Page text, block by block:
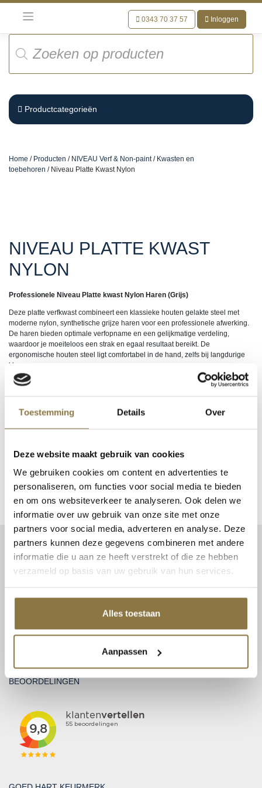
Toestemming Details Over
Deze website maakt gebruik van cookies
We gebruiken cookies om content en advertenties te
personaliseren, om functies voor social media te bieden
en om ons websiteverkeer te analyseren. Ook delen we
informatie over uw gebruik van onze site met onze
partners voor social media, adverteren en analyse. Deze
partners kunnen deze gegevens combineren met andere
informatie die u aan ze heeft verstrekt of die ze hebben
verzameld op basis van uw gebruik van hun services.
Alles toestaan
Aanpassen
0343 70 37 57 Inloggen
Producten
Productcategorieën
Home / Producten / NIVEAU Verf & Non-paint/ Kwasten en
toebehoren / Niveau Platte Kwast Nylon
NIVEAU PLATTE KWAST
NYLON
Professionele Niveau Platte kwast Nylon Haren (Grijs)
Deze platte verfkwast combineert een klassieke houten gelakte steel met
moderne nylon, synthetische grijze haren voor een professionele afwerking.
De haren bieden optimale verfopname en een gelijkmatige verdeling,
waardoor je moeiteloos een strak en egaal resultaat bereikt. De
ergonomische houten steel ligt comfortabel in de hand, zelfs bij langdurige
klussen.
Perfect voor het schilderen van rechte vlakken, hoeken en randen. Geschikt
Klik hier
om uw zakelijke account aan te vragen.
CONTACT
Patent Niveau BV
info@niveau-vbs.nl
BTW: NL815131999B01
BEOORDELINGEN